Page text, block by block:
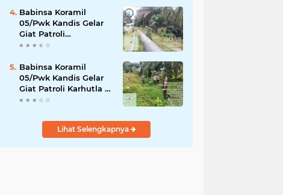
Pangan
Babinsa Koramil
05/Pwk Kandis Gelar
Giat Patroli
Pengamanan Line
Kandis Kandis
Babinsa Koramil
05/Pwk Kandis Gelar
Giat Patroli Karhutla di
Wilayah Kelurahan
Lihat Selengkapnya